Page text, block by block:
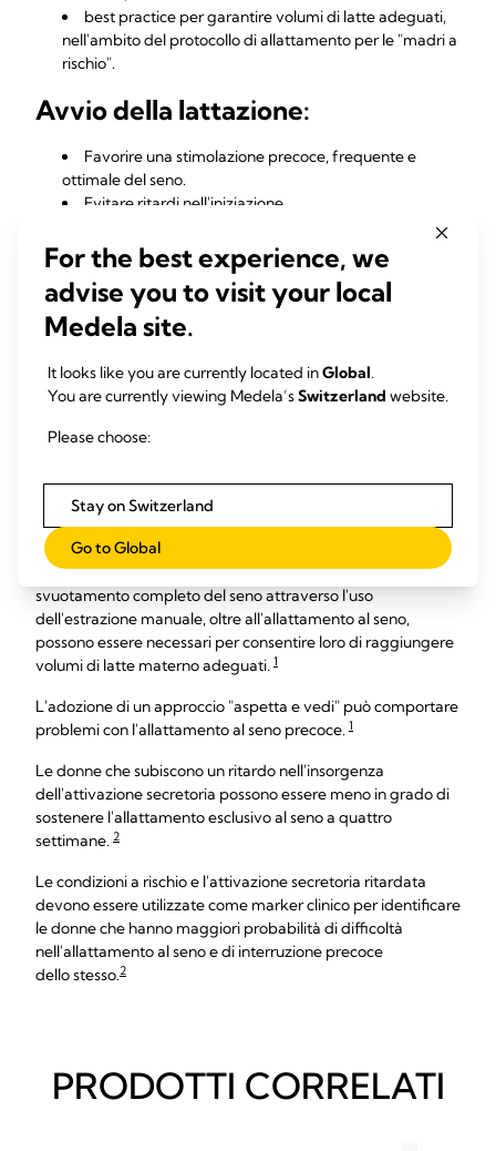
best practice per garantire volumi di latte adeguati,
nell'ambito del protocollo di allattamento per le "madri a
rischio".
Avvio della lattazione:
Favorire una stimolazione precoce, frequente e
ottimale del seno.
Evitare ritardi nell'iniziazione.
imitano la suzione del neonato aiutano le madri a rischio
a raggiungere volumi di latte adeguati quando si verifica
un'attivazione secretoria ritardata.21-24
Scopri di piùsu come tutelare la produzione di latte per le
Conclusione
madre le migliori possibilità di raggiungere i suoi obiettivi di
allattamento al seno.
Per alcune madri, in presenza di condizioni a rischio,
l'ottimizzazione della stimolazione del seno e lo
svuotamento completo del seno attraverso l'uso
dell'estrazione manuale, oltre all'allattamento al seno,
possono essere necessari per consentire loro di raggiungere
volumi di latte materno adeguati. 1
L'adozione di un approccio "aspetta e vedi" può comportare
problemi con l'allattamento al seno precoce. 1
Le donne che subiscono un ritardo nell'insorgenza
dell'attivazione secretoria possono essere meno in grado di
sostenere l'allattamento esclusivo al seno a quattro
settimane. 2
Le condizioni a rischio e l'attivazione secretoria ritardata
devono essere utilizzate come marker clinico per identificare
le donne che hanno maggiori probabilità di difficoltà
nell'allattamento al seno e di interruzione precoce
dello stesso.2
PRODOTTI CORRELATI
For the best experience, we
advise you to visit your local
Medela site.
It looks like you are currently located inGlobal.
You are currently viewing Medela’sSwitzerland website.
Please choose:
Stay on Switzerland
Go to Global